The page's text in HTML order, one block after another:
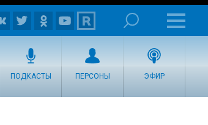
ПОДКАСТЫ ПЕРСОНЫ ЭФИР